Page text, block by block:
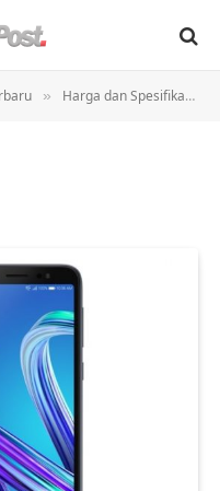
» Harga dan Spesifikasi